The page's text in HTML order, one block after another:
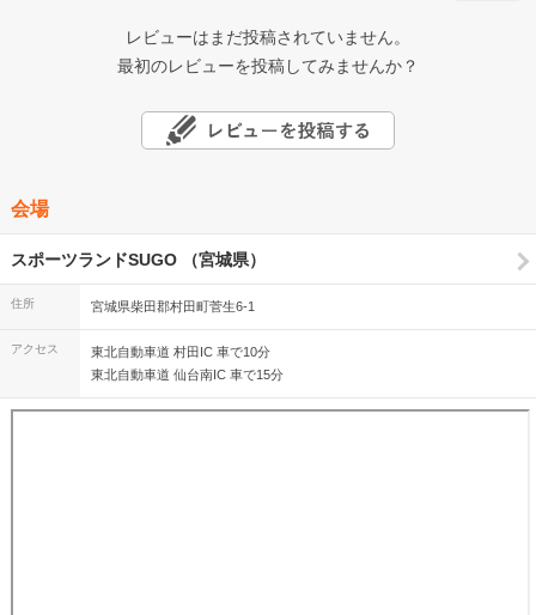
レビューはまだ投稿されていません。
最初のレビューを投稿してみませんか？
会場
スポーツランドSUGO （宮城県）
住所 宮城県柴田郡村田町菅生6-1
アクセス
東北自動車道 村田IC 車で10分
東北自動車道 仙台南IC 車で15分